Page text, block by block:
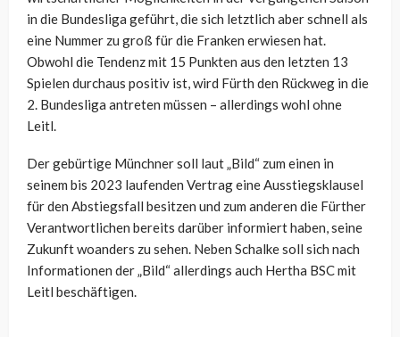
in die Bundesliga geführt, die sich letztlich aber schnell als
eine Nummer zu groß für die Franken erwiesen hat.
Obwohl die Tendenz mit 15 Punkten aus den letzten 13
Spielen durchaus positiv ist, wird Fürth den Rückweg in die
2. Bundesliga antreten müssen – allerdings wohl ohne
Leitl.
Der gebürtige Münchner soll laut „Bild“ zum einen in
seinem bis 2023 laufenden Vertrag eine Ausstiegsklausel
für den Abstiegsfall besitzen und zum anderen die Fürther
Verantwortlichen bereits darüber informiert haben, seine
Zukunft woanders zu sehen. Neben Schalke soll sich nach
Informationen der „Bild“ allerdings auch Hertha BSC mit
Leitl beschäftigen.